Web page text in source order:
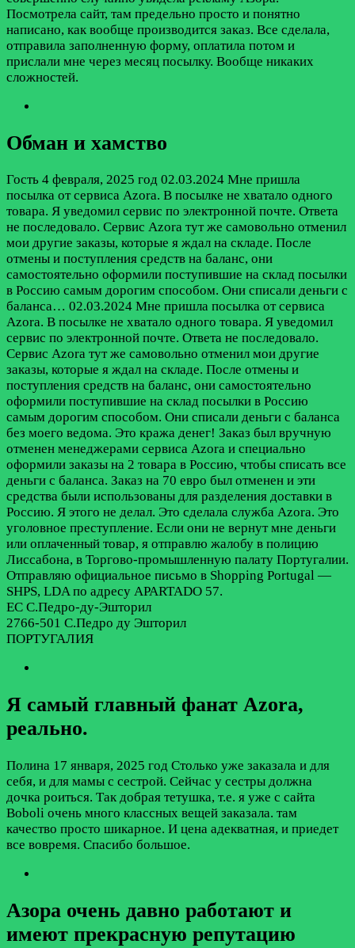
Посмотрела сайт, там предельно просто и понятно
написано, как вообще производится заказ. Все сделала,
отправила заполненную форму, оплатила потом и
прислали мне через месяц посылку. Вообще никаких
сложностей.
Обман и хамство
Гость 4 февраля, 2025 год 02.03.2024 Мне пришла
посылка от сервиса Azora. В посылке не хватало одного
товара. Я уведомил сервис по электронной почте. Ответа
не последовало. Сервис Azora тут же самовольно отменил
мои другие заказы, которые я ждал на складе. После
отмены и поступления средств на баланс, они
самостоятельно оформили поступившие на склад посылки
в Россию самым дорогим способом. Они списали деньги с
баланса… 02.03.2024 Мне пришла посылка от сервиса
Azora. В посылке не хватало одного товара. Я уведомил
сервис по электронной почте. Ответа не последовало.
Сервис Azora тут же самовольно отменил мои другие
заказы, которые я ждал на складе. После отмены и
поступления средств на баланс, они самостоятельно
оформили поступившие на склад посылки в Россию
самым дорогим способом. Они списали деньги с баланса
без моего ведома. Это кража денег! Заказ был вручную
отменен менеджерами сервиса Azora и специально
оформили заказы на 2 товара в Россию, чтобы списать все
деньги с баланса. Заказ на 70 евро был отменен и эти
средства были использованы для разделения доставки в
Россию. Я этого не делал. Это сделала служба Azora. Это
уголовное преступление. Если они не вернут мне деньги
или оплаченный товар, я отправлю жалобу в полицию
Лиссабона, в Торгово-промышленную палату Португалии.
Отправляю официальное письмо в Shopping Portugal —
SHPS, LDA по адресу APARTADO 57.
EC С.Педро-ду-Эшторил
2766-501 С.Педро ду Эшторил
ПОРТУГАЛИЯ
Я самый главный фанат Azora,
реально.
Полина 17 января, 2025 год Столько уже заказала и для
себя, и для мамы с сестрой. Сейчас у сестры должна
дочка роиться. Так добрая тетушка, т.е. я уже с сайта
Boboli очень много классных вещей заказала. там
качество просто шикарное. И цена адекватная, и приедет
все вовремя. Спасибо большое.
Азора очень давно работают и
имеют прекрасную репутацию